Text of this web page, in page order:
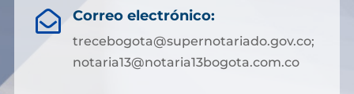
 Correo electrónico:
trecebogota@supernotariado.gov.co;
notaria13@notaria13bogota.com.co